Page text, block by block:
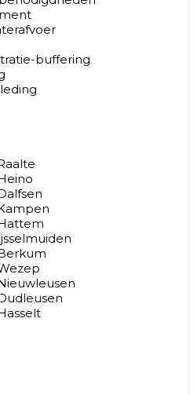
buffering